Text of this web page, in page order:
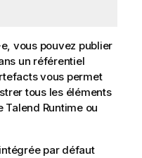
vous pouvez publier
un référentiel
vous permet
tous les éléments
Talend Runtimeou
par défaut